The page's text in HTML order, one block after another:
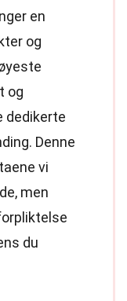
en
og
og
dedikerte
Denne
vi
men
du